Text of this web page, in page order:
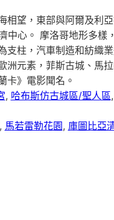
相望，東部與阿爾及利
心。 摩洛哥地形多樣
支柱，汽車制造和紡織
元素，菲斯古城、馬
卡》電影聞名。
, 哈布斯仿古城區/聖人區,
, 馬若雷勒花園, 庫圖比亞